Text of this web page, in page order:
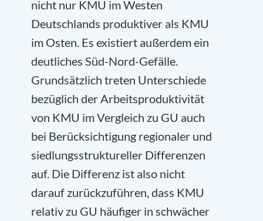
nicht nur KMU im Westen
Deutschlands produktiver als KMU
im Osten. Es existiert außerdem ein
deutliches Süd-Nord-Gefälle.
Grundsätzlich treten Unterschiede
bezüglich der Arbeitsproduktivität
von KMU im Vergleich zu GU auch
bei Berücksichtigung regionaler und
siedlungsstruktureller Differenzen
auf. Die Differenz ist also nicht
darauf zurückzuführen, dass KMU
relativ zu GU häufiger in schwächer